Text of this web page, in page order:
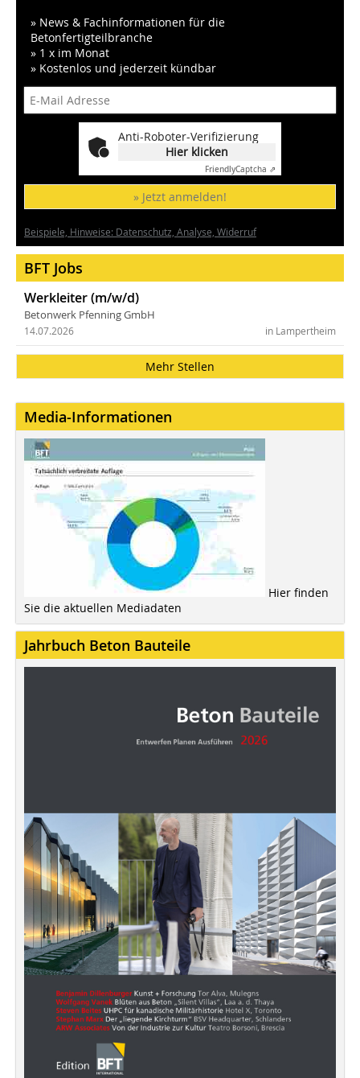
» News & Fachinformationen für die
Betonfertigteilbranche
» 1 x im Monat
» Kostenlos und jederzeit kündbar
Anti-Roboter-Verifizierung
Hier klicken
FriendlyCaptcha ⇗
» Jetzt anmelden!
Beispiele, Hinweise: Datenschutz, Analyse, Widerruf
BFT Jobs
Werkleiter (m/w/d)
Betonwerk Pfenning GmbH
in Lampertheim
14.07.2026
Mehr Stellen
Media-Informationen
Hier finden
Sie die aktuellen Mediadaten
Jahrbuch Beton Bauteile